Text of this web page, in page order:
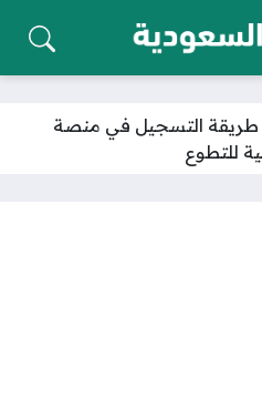
طريقة التسجيل في منصة